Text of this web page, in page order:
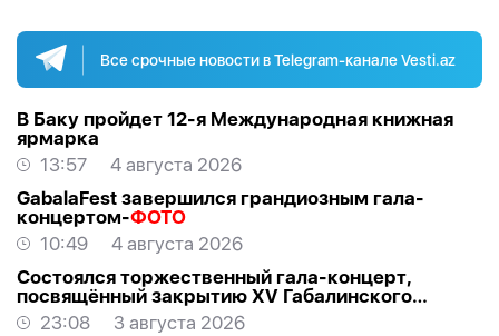
Все срочные новости в Telegram-канале Vesti.az
В Баку пройдет 12-я Международная книжная
ярмарка
13:57
4 августа 2026
GabalaFest завершился грандиозным гала-
концертом-ФОТО
10:49
4 августа 2026
Состоялся торжественный гала-концерт,
посвящённый закрытию XV Габалинского
международного музыкального фестиваля
23:08
3 августа 2026